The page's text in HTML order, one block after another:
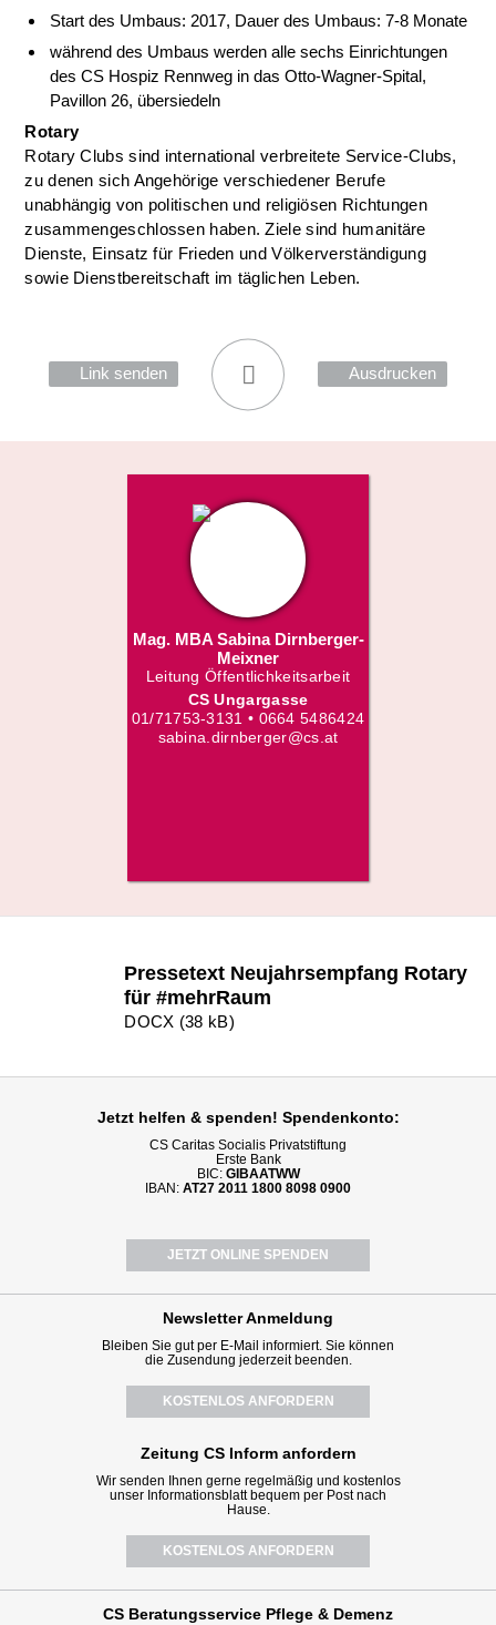
Start des Umbaus: 2017, Dauer des Umbaus: 7-8 Monate
während des Umbaus werden alle sechs Einrichtungen
des CS Hospiz Rennweg in das Otto-Wagner-Spital,
Pavillon 26, übersiedeln
Rotary
Rotary Clubs sind international verbreitete Service-Clubs,
zu denen sich Angehörige verschiedener Berufe
unabhängig von politischen und religiösen Richtungen
zusammengeschlossen haben. Ziele sind humanitäre
Dienste, Einsatz für Frieden und Völkerverständigung
sowie Dienstbereitschaft im täglichen Leben.
Link senden Ausdrucken
Mag. MBA Sabina Dirnberger-
Meixner
Leitung Öffentlichkeitsarbeit
CS Ungargasse
01/71753-3131 • 0664 5486424
sabina.dirnberger@cs.at
Pressetext Neujahrsempfang Rotary
für #mehrRaum
DOCX (38 kB)
Jetzt helfen & spenden! Spendenkonto:
CS Caritas Socialis Privatstiftung
Erste Bank
BIC: GIBAATWW
IBAN: AT27 2011 1800 8098 0900
JETZT ONLINE SPENDEN
NewsletterAnmeldung
Bleiben Sie gut per E-Mail informiert. Sie können
die Zusendung jederzeit beenden.
KOSTENLOS ANFORDERN
Zeitung CS Inform anfordern
Wir senden Ihnen gerne regelmäßig und kostenlos
unser Informationsblatt bequem per Post nach
Hause.
KOSTENLOS ANFORDERN
CS Beratungsservice Pflege & Demenz